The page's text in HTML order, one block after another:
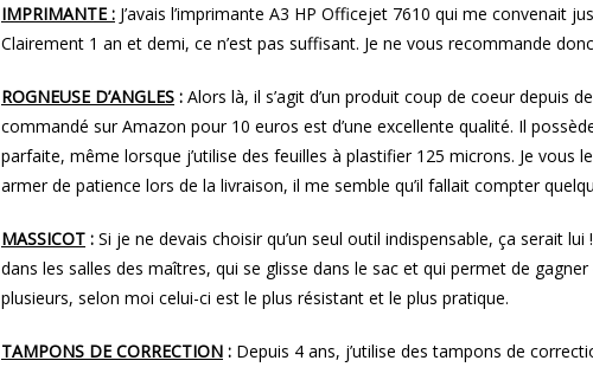
IMPRIMANTE : J’avais l’imprimante A3 HP Officejet 7610 qui me convenait
Clairement 1 an et demi, ce n’est pas suffisant. Je ne vous recommande
ROGNEUSE D’ANGLES : Alors là, il s’agit d’un produit coup de coeur depuis
commandé sur Amazon pour 10 euros est d’une excellente qualité. Il
parfaite, même lorsque j’utilise des feuilles à plastifier 125 microns. Je vous
armer de patience lors de la livraison, il me semble qu’il fallait compter
MASSICOT : Si je ne devais choisir qu’un seul outil indispensable, ça serait lui
dans les salles des maîtres, qui se glisse dans le sac et qui permet de
plusieurs, selon moi celui-ci est le plus résistant et le plus pratique.
TAMPONS DE CORRECTION : Depuis 4 ans, j’utilise des tampons de